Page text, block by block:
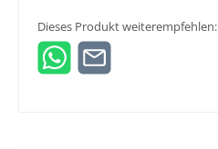
Dieses Produkt weiterempfehlen: